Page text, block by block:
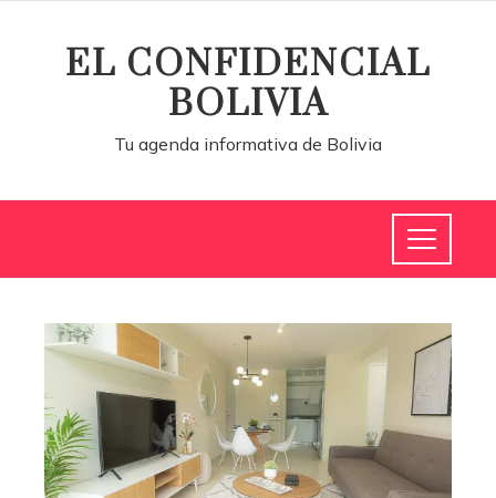
EL CONFIDENCIAL
BOLIVIA
Tu agenda informativa de Bolivia